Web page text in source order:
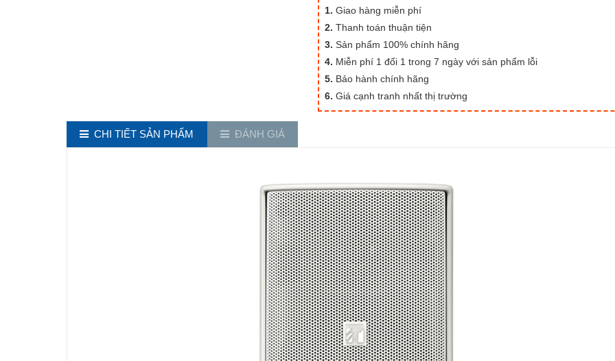
1. Giao hàng miễn phí
2. Thanh toán thuận tiện
3. Sản phẩm 100% chính hãng
4. Miễn phí 1 đổi 1 trong 7 ngày với sản phẩm lỗi
5. Bảo hành chính hãng
6. Giá cạnh tranh nhất thị trường
CHI TIẾT SẢN PHẨM ĐÁNH GIÁ